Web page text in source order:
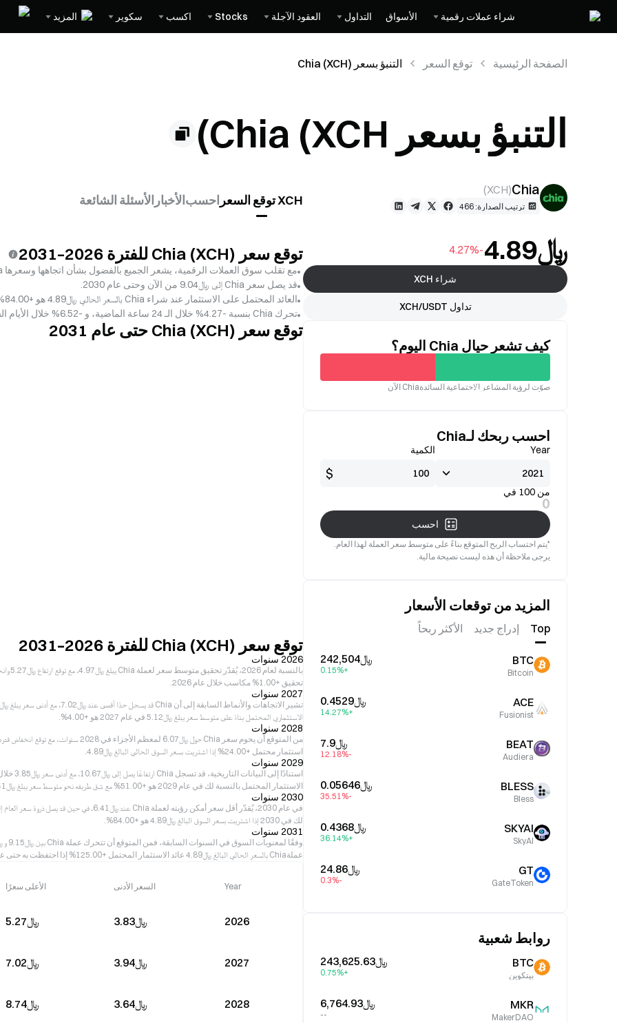
شراء عملات رقمية الأسواق التداول العقود الآجلة Stocks اكسب سكوير المزيد
الصفحة الرئيسية توقع السعر التنبؤ بسعر Chia (XCH)
التنبؤ بسعر Chia (XCH)
Chia
(
XCH
)
ترتيب الصدارة: 466 XCH توقع السعر احسبالأخبار الأسئلة الشائعة
﷼‎4.89 -4.27%
شراء XCH
تداول XCH/USDT
كيف تشعر حيال Chia اليوم؟
جيدة
غير
صوّت لرؤية المشاعر الاجتماعية السائدةChia الآن
احسب ربحك لـChia
Year الكمية
$
من 100 في
0
احسب
*يتم احتساب الربح المتوقع بناءً على متوسط سعر العملة لهذا العام.
يرجى ملاحظة أن هذه ليست نصيحة مالية.
المزيد من توقعات الأسعار
Top إدراج جديد الأكثر ربحاً
BTC
Bitcoin
﷼‎242,504
+0.15%
ACE
Fusionist
﷼‎0.4529
+14.27%
BEAT
Audiera
﷼‎7.9
-12.18%
BLESS
Bless
﷼‎0.05646
-35.51%
SKYAI
SkyAI
﷼‎0.4368
+36.14%
GT
GateToken
﷼‎24.86
-0.3%
روابط شعبية
BTC
بيتكوين
﷼‎243,625.63
+0.75%
MKR
MakerDAO
﷼‎6,764.93
--
توقع سعر Chia (XCH) للفترة 2026–2031
مع تقلب سوق العملات الرقمية، يشعر الجميع بالفضول بشأن اتجاهها وسعرها Chia، سواء على المدى القصير أو الطويل.
قد يصل سعر Chia إلى ﷼‎9.04 من الآن وحتى عام 2030.
العائد المحتمل على الاستثمار عند شراء Chia بالسعر الحالي ﷼‎4.89 هو +84.00% ، أعلى سعر وصل إليه Chia على الإطلاق هو ﷼‎6,169.21.
تحرك Chia بنسبة -4.27% خلال الـ 24 ساعة الماضية، و -6.52% خلال الأيام السبعة الماضية. لمزيد من المعلومات، راجع
توقع سعر Chia (XCH) حتى عام 2031
توقع سعر Chia (XCH) للفترة 2026–2031
2026 سنوات
تحقيق +1.00% مكاسب خلال عام 2026.
2027 سنوات
الاستثماري المحتمل بناءً على متوسط سعر يبلغ ﷼‎5.12 في عام 2027 هو +4.00%.
2028 سنوات
استثمار محتمل +24.00% إذا اشتريت بسعر السوق الحالي البالغ ﷼‎4.89.
2029 سنوات
الاستثمار المحتمل بالنسبة لك في عام 2029 هو +51.00% مع شق طريقه نحو متوسط سعر يبلغ ﷼‎7.41.
2030 سنوات
لك في 2030 إذا اشتريت بسعر السوق البالغ ﷼‎4.89 هو +84.00%.
2031 سنوات
عملةChia بالسعر الحالي البالغ ﷼‎4.89 عائد الاستثمار المحتمل +125.00% إذا احتفظت به حتى عام 2031.
Year السعر الأدنى الأعلى سعرًا
2026 ﷼‎3.83 ﷼‎5.27
2027 ﷼‎3.94 ﷼‎7.02
2028 ﷼‎3.64 ﷼‎8.74